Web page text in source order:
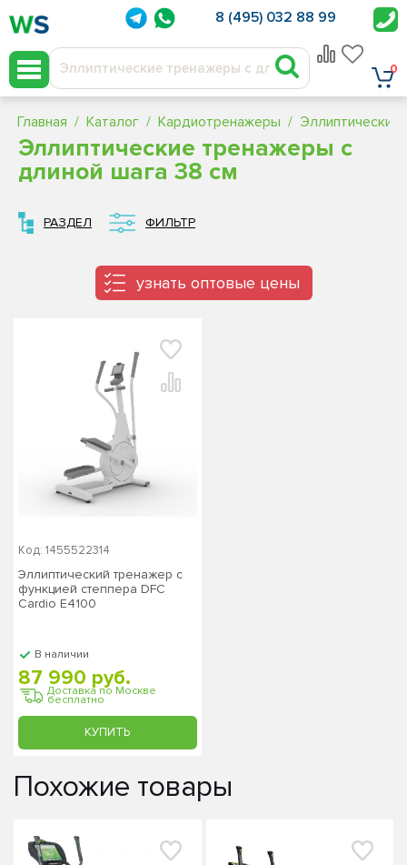
8 (495) 032 88 99
0
Главная Каталог Кардиотренажеры
Эллиптические тренажеры с
длиной шага 38 см
РАЗДЕЛ ФИЛЬТР
узнать оптовые цены
Код: 1455522314
Эллиптический тренажер c
функцией степпера DFC
Cardio E4100
В наличии
Доставка по Москве
бесплатно
87 990 руб.
КУПИТЬ
Похожие товары